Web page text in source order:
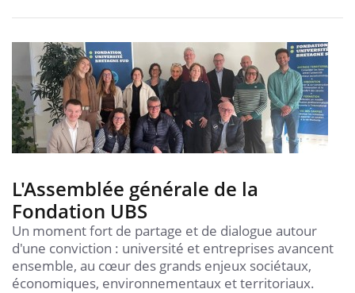
L'Assemblée générale de la
Fondation UBS
Un moment fort de partage et de dialogue autour
d'une conviction : université et entreprises avancent
ensemble, au cœur des grands enjeux sociétaux,
économiques, environnementaux et territoriaux.